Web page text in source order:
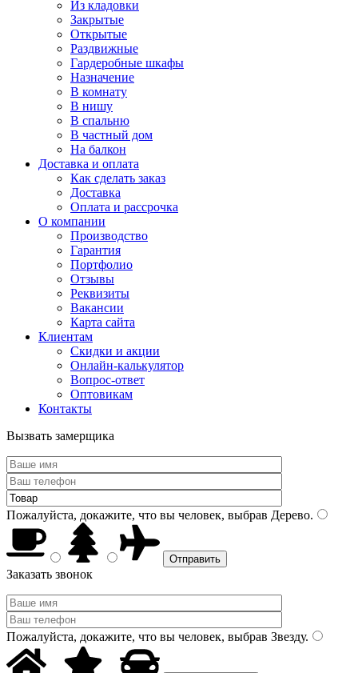
Из кладовки
Закрытые
Открытые
Раздвижные
Гардеробные шкафы
Назначение
В комнату
В нишу
В спальню
В частный дом
На балкон
Доставка и оплата
Как сделать заказ
Доставка
Оплата и рассрочка
О компании
Производство
Гарантия
Портфолио
Отзывы
Реквизиты
Вакансии
Карта сайта
Клиентам
Скидки и акции
Онлайн-калькулятор
Вопрос-ответ
Оптовикам
Контакты
Вызвать замерщика
Пожалуйста, докажите, что вы человек, выбрав Дерево.
Заказать звонок
Пожалуйста, докажите, что вы человек, выбрав Звезду.